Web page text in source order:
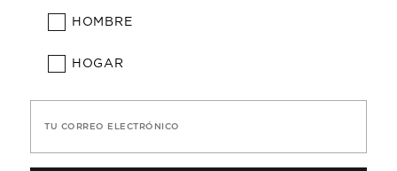
HOMBRE
HOGAR
TU CORREO ELECTRÓNICO